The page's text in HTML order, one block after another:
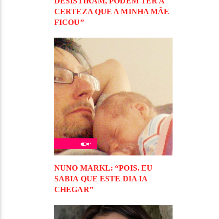
CERTEZA QUE A MINHA MÃE
FICOU”
NUNO MARKL: “POIS. EU
SABIA QUE ESTE DIA IA
CHEGAR”